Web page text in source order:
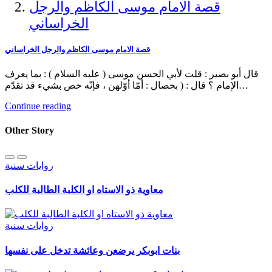
قصة الامام موسى الكاظم والرجل
الخراساني
قصة الامام موسى الكاظم والرجل الخراساني
قال أبو بصير : قلت لأبي الحسن موسى ( عليه السلام ) : بما يعرف
الإمام ؟ قال : ( بخصال : أمّا أوّلهن ، فإنّه خص بشيء قد تقدّم…
Continue reading
Other Story
روايات سنية
معاوية ذو الاستاه او الكلبة الطالبة للكلب
روايات سنية
بنات ابوبكر يرضعن وعائشة تدخل على نفسها